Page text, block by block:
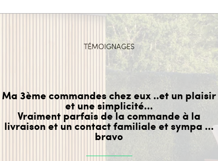
TÉMOIGNAGES
Ma 3ème commandes chez eux ..et un plaisir
et une simplicité…
Vraiment parfais de la commande à la
livraison et un contact familiale et sympa …
bravo